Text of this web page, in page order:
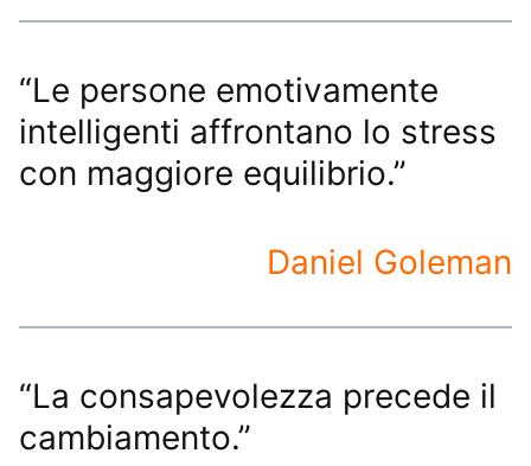
“Le persone emotivamente
intelligenti affrontano lo stress
con maggiore equilibrio.”
Daniel Goleman
“La consapevolezza precede il
cambiamento.”